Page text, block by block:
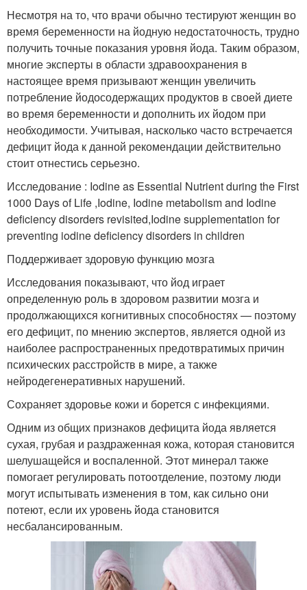
Несмотря на то, что врачи обычно тестируют женщин во
время беременности на йодную недостаточность, трудно
получить точные показания уровня йода. Таким образом,
многие эксперты в области здравоохранения в
настоящее время призывают женщин увеличить
потребление йодосодержащих продуктов в своей диете
во время беременности и дополнить их йодом при
необходимости. Учитывая, насколько часто встречается
дефицит йода к данной рекомендации действительно
стоит отнестись серьезно.
Исследование : Iodine as Essential Nutrient during the First
1000 Days of Life ,Iodine, Iodine metabolism and Iodine
deficiency disorders revisited,Iodine supplementation for
preventing iodine deficiency disorders in children
Поддерживает здоровую функцию мозга
Исследования показывают, что йод играет
определенную роль в здоровом развитии мозга и
продолжающихся когнитивных способностях — поэтому
его дефицит, по мнению экспертов, является одной из
наиболее распространенных предотвратимых причин
психических расстройств в мире, а также
нейродегенеративных нарушений.
Сохраняет здоровье кожи и борется с инфекциями.
Одним из общих признаков дефицита йода является
сухая, грубая и раздраженная кожа, которая становится
шелушащейся и воспаленной. Этот минерал также
помогает регулировать потоотделение, поэтому люди
могут испытывать изменения в том, как сильно они
потеют, если их уровень йода становится
несбалансированным.